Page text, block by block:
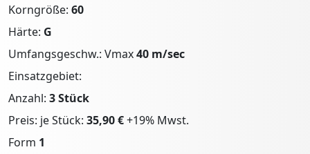
Korngröße: 60
Härte: G
Umfangsgeschw.: Vmax40 m/sec
Einsatzgebiet:
Anzahl: 3 Stück
Preis: je Stück: 35,90 €+19% Mwst.
Form 1